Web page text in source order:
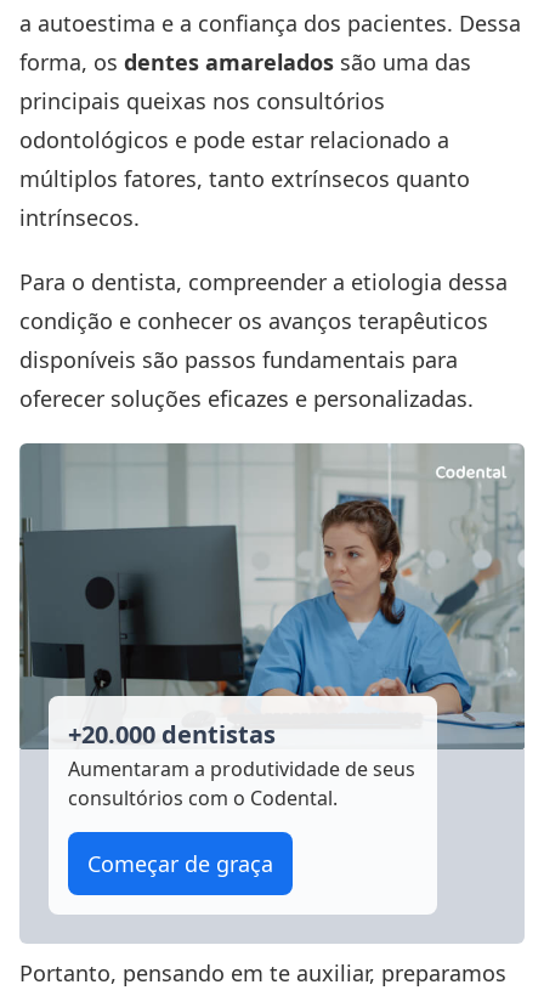
a autoestima e a confiança dos pacientes. Dessa
forma, os dentes amarelados são uma das
principais queixas nos consultórios
odontológicos e pode estar relacionado a
múltiplos fatores, tanto extrínsecos quanto
intrínsecos.
Para o dentista, compreender a etiologia dessa
condição e conhecer os avanços terapêuticos
disponíveis são passos fundamentais para
oferecer soluções eficazes e personalizadas.
+20.000 dentistas
Aumentaram a produtividade de seus
consultórios com o Codental.
Começar de graça
Portanto, pensando em te auxiliar, preparamos